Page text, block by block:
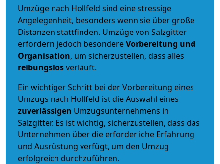
Umzüge nach Hollfeld sind eine stressige
Angelegenheit, besonders wenn sie über große
Distanzen stattfinden. Umzüge von Salzgitter
erfordern jedoch besondereVorbereitung und
Organisation, um sicherzustellen, dass alles
reibungslosverläuft.
Ein wichtiger Schritt bei der Vorbereitung eines
Umzugs nach Hollfeld ist die Auswahl eines
zuverlässigen Umzugsunternehmens in
Salzgitter. Es ist wichtig, sicherzustellen, dass das
Unternehmen über die erforderliche Erfahrung
und Ausrüstung verfügt, um den Umzug
erfolgreich durchzuführen.